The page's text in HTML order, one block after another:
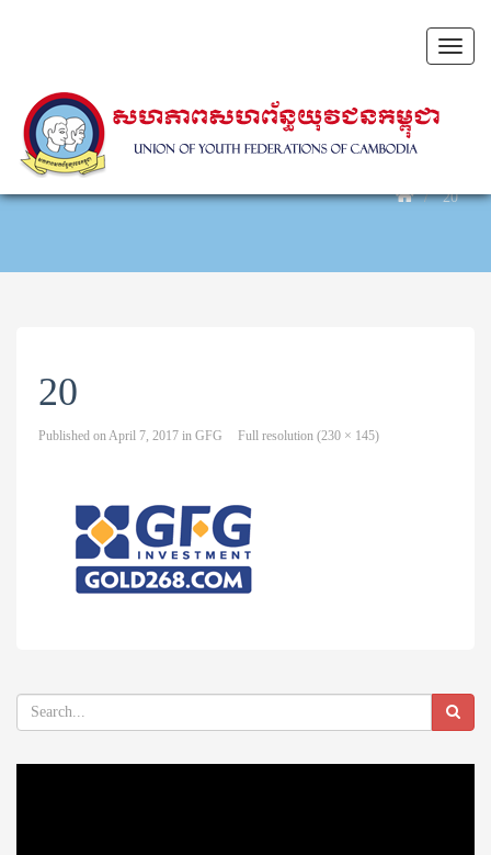
Toggle
20
20
Published onApril 7, 2017 in GFG Full resolution (230 × 145)